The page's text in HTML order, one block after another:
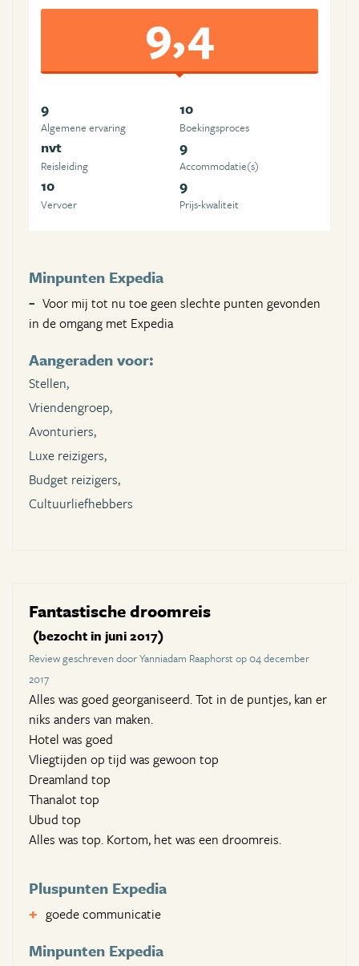
9,4
9
Algemene ervaring
10
Boekingsproces
nvt
Reisleiding
9
Accommodatie(s)
10
Vervoer
9
Prijs-kwaliteit
Minpunten Expedia
Voor mij tot nu toe geen slechte punten gevonden
in de omgang met Expedia
Aangeraden voor:
Stellen,
Vriendengroep,
Avonturiers,
Luxe reizigers,
Budget reizigers,
Cultuurliefhebbers
Fantastische droomreis
(bezocht in juni 2017)
Review geschreven door Yanniadam Raaphorst op 04 december
2017
Alles was goed georganiseerd. Tot in de puntjes, kan er
niks anders van maken.
Hotel was goed
Vliegtijden op tijd was gewoon top
Dreamland top
Thanalot top
Ubud top
Alles was top. Kortom, het was een droomreis.
Pluspunten Expedia
goede communicatie
Minpunten Expedia